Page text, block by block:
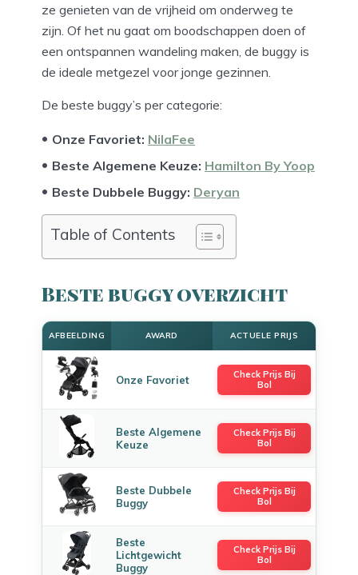
ze genieten van de vrijheid om onderweg te
zijn. Of het nu gaat om boodschappen doen of
een ontspannen wandeling maken, de buggy is
de ideale metgezel voor jonge gezinnen.
De beste buggy’s per categorie:
Onze Favoriet: NilaFee
Beste Algemene Keuze: Hamilton By Yoop
Beste Dubbele Buggy: Deryan
Table of Contents
Beste buggy overzicht
AFBEELDING AWARD ACTUELE PRIJS
Onze Favoriet
Check Prijs Bij
Bol
Beste Algemene
Keuze
Check Prijs Bij
Bol
Beste Dubbele
Buggy
Check Prijs Bij
Bol
Beste
Lichtgewicht
Buggy
Check Prijs Bij
Bol